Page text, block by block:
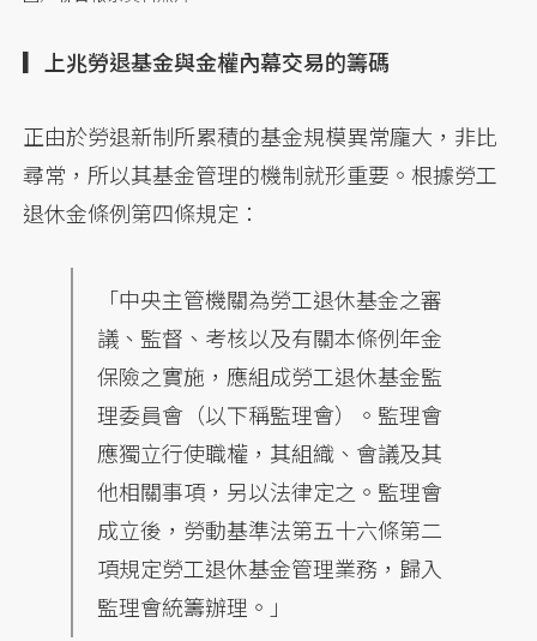
▎上兆勞退基金與金權內幕交易的籌碼
正由於勞退新制所累積的基金規模異常龐大，非比
尋常，所以其基金管理的機制就形重要。根據勞工
退休金條例第四條規定：
「中央主管機關為勞工退休基金之審
議、監督、考核以及有關本條例年金
保險之實施，應組成勞工退休基金監
理委員會（以下稱監理會）。監理會
應獨立行使職權，其組織、會議及其
他相關事項，另以法律定之。監理會
成立後，勞動基準法第五十六條第二
項規定勞工退休基金管理業務，歸入
監理會統籌辦理。」